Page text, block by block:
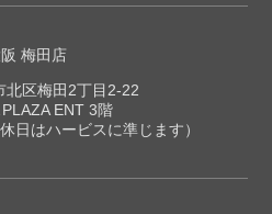
梅田店
北区梅田2丁目2-22
ENT 3階
日はハービスに準じます）